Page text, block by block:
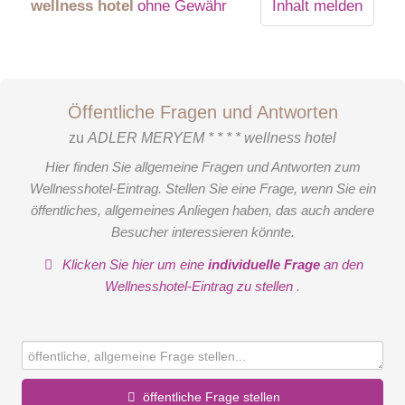
Nordseite des Hotels, hoch und luftig Dachböden mit
sichtbaren Balken im vierten Stock, sind ausgestattet mit:
Klimatisierung, voll ausgestatteter Minibar, Wasserkocher und
Kräutertee, SmartTV 43" mit 20 SKY-Kanälen, Wellness-Kit
(Bademantel, Saunatuch und Flip-Flops) für jede
Erwachsene, Wi-Fi-Internetanschluss, Safe, Schreibtisch,
Herausforderung am letzten Standbein.
Termin: Sportzentrum, Bergführer-Chalet, Kletterhalle.
wellness hotel ohne Gewähr Inhalt melden
Öffentliche Fragen und Antworten
zu ADLER MERYEM * * * * wellness hotel
Hier finden Sie allgemeine Fragen und Antworten zum
Wellnesshotel-Eintrag. Stellen Sie eine Frage, wenn Sie ein
öffentliches, allgemeines Anliegen haben, das auch andere
Besucher interessieren könnte.
Klicken Sie hier um eineindividuelle Frage an den
Wellnesshotel-Eintrag zu stellen .
öffentliche Frage stellen